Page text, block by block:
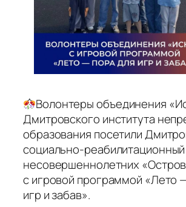
Волонтеры объединения
Дмитровского института
образования посетили
социально-
несовершеннолетних
с игровой программой «Лето
игр и забав».